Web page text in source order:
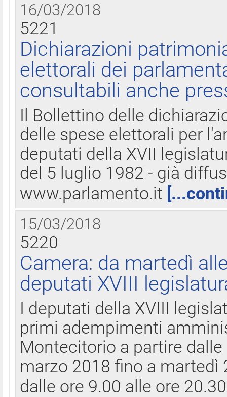
16/03/2018
5221
Dichiarazioni
elettorali dei
consultabili anche
Il Bollettino delle
delle spese elettorali per
deputati della XVII
del 5 luglio 1982 - già
www.parlamento.it
15/03/2018
5220
Camera: da martedì
deputati XVIII
I deputati della XVIII
primi adempimenti
Montecitorio a partire
marzo 2018 fino a
dalle ore 9.00 alle ore